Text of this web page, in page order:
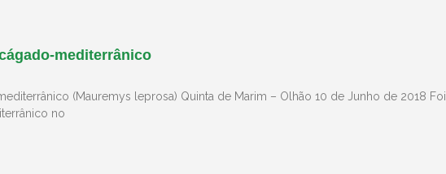
mediterrânico
(Mauremys leprosa) Quinta de Marim – Olhão 10 de Junho de 2018 Foi
no